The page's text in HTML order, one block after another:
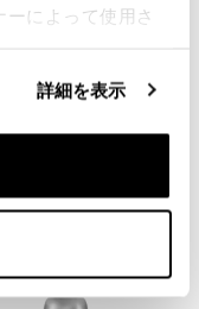
によって使用さ
詳細を表示
ス